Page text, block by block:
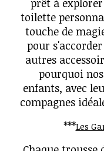
prêt à
toilette
touche de
pour
autres
pourquoi
enfants, avec
compagnes
***Les